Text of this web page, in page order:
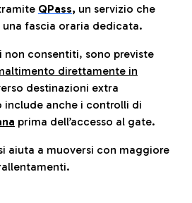
QPass, un servizio che
fascia oraria dedicata.
non consentiti, sono previste
direttamente in
destinazioni extra
include anche i controlli di
prima dell’accesso al gate.
aiuta a muoversi con maggiore